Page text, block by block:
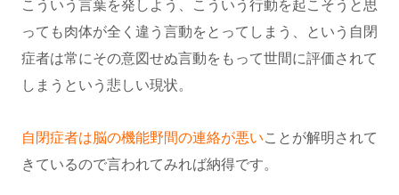
こういう言葉を発しよう、こういう行動を起こそうと思
っても肉体が全く違う言動をとってしまう、という自閉
症者は常にその意図せぬ言動をもって世間に評価されて
しまうという悲しい現状。
自閉症者は脳の機能野間の連絡が悪いことが解明されて
きているので言われてみれば納得です。